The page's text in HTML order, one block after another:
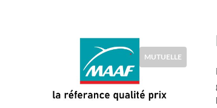
MUTUELLE